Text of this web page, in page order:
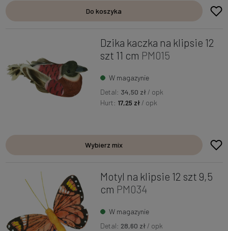
Do koszyka
Dzika kaczka na klipsie 12
szt 11 cm PM015
W magazynie
Detal: 34,50 zł / opk
Hurt: 17,25 zł / opk
Wybierz mix
Motyl na klipsie 12 szt 9,5
cm PM034
W magazynie
Detal: 28,60 zł/ opk